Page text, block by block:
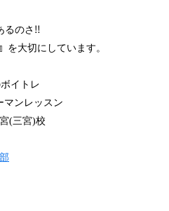
るのさ ‼︎
を大切にしています。
イトレ
マンレッスン
(三宮)校